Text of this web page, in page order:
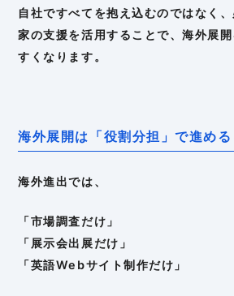
自社ですべてを抱え込むのではなく
家の支援を活用することで、海外展
すくなります。
海外展開は「役割分担」で進める
海外進出では、
「市場調査だけ」
「展示会出展だけ」
「英語Webサイト制作だけ」